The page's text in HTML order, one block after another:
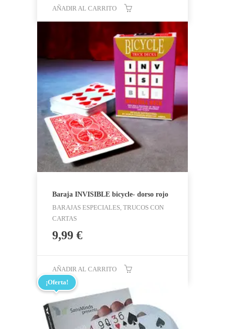
AÑADIR AL CARRITO
Baraja INVISIBLE bicycle- dorso rojo
BARAJAS ESPECIALES, TRUCOS CON
CARTAS
9,99 €
AÑADIR AL CARRITO
¡Oferta!